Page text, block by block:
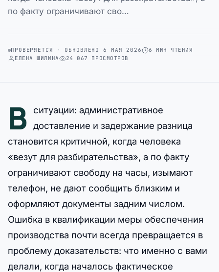
по факту ограничивают сво…
ПРОВЕРЯЕТСЯ · ОБНОВЛЕНО 6 МАЯ 2026
6 МИН ЧТЕНИЯ
ЕЛЕНА ШИЛИНА
24 067 ПРОСМОТРОВ
В
ситуации: административное
доставление и задержание разница
становится критичной, когда человека
«везут для разбирательства», а по факту
ограничивают свободу на часы, изымают
телефон, не дают сообщить близким и
оформляют документы задним числом.
Ошибка в квалификации меры обеспечения
производства почти всегда превращается в
проблему доказательств: что именно с вами
делали, когда началось фактическое